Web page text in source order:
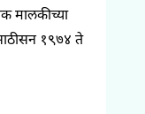
मालकीच्या
१९७४ ते